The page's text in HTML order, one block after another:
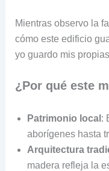
Mientras observo la
cómo este edificio
yo guardo mis
¿Por qué este
Patrimonio local :
aborígenes hasta
Arquitectura
madera refleja la